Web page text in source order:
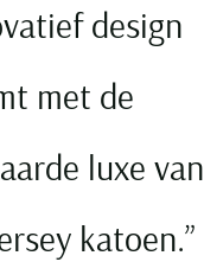
design
met de
luxe van
katoen.